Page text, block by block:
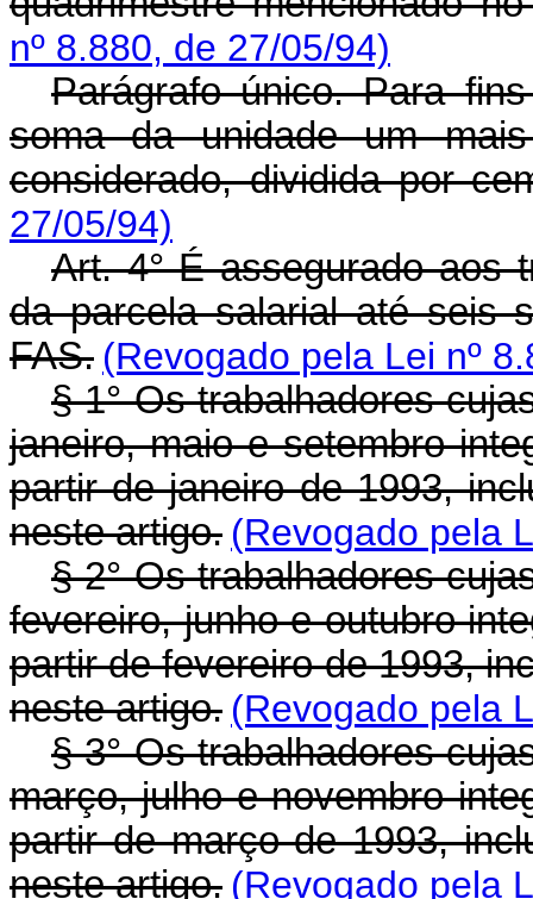
nº 8.880, de 27/05/94)
Parágrafo único. Para
soma da unidade um
considerado, dividida por
27/05/94)
Art. 4° É assegurado aos
da parcela salarial até seis
FAS. (Revogado pela Lei nº
§ 1° Os trabalhadores
janeiro, maio e setembro
partir de janeiro de 1993,
neste artigo. (Revogado pela
§ 2° Os trabalhadores
fevereiro, junho e outubro
partir de fevereiro de 1993,
neste artigo. (Revogado pela
§ 3° Os trabalhadores
março, julho e novembro
partir de março de 1993,
neste artigo. (Revogado pela